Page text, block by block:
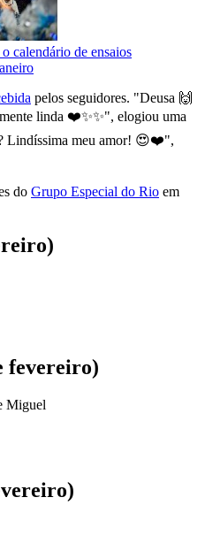
calendário de ensaios
pelos seguidores. "Deusa 🙌
linda ❤️✨✨", elogiou uma
Lindíssima meu amor! 😍❤️",
do Grupo Especial do Rio em
fevereiro)
Miguel